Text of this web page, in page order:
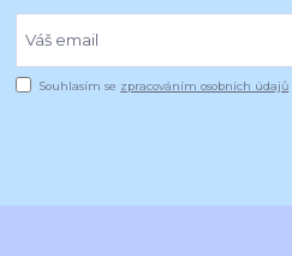
Souhlasím se zpracováním osobních údajů